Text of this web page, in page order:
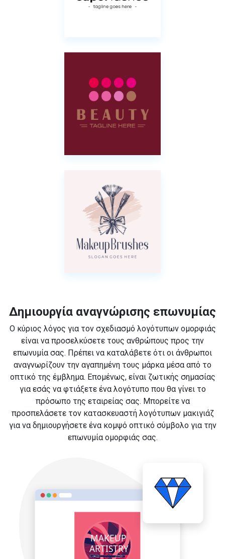
Δημιουργία αναγνώρισης επωνυμίας
Ο κύριος λόγος για τον σχεδιασμό λογότυπων ομορφιάς
είναι να προσελκύσετε τους ανθρώπους προς την
επωνυμία σας. Πρέπει να καταλάβετε ότι οι άνθρωποι
αναγνωρίζουν την αγαπημένη τους μάρκα μέσα από το
οπτικό της έμβλημα. Επομένως, είναι ζωτικής σημασίας
για εσάς να φτιάξετε ένα λογότυπο που θα γίνει το
πρόσωπο της εταιρείας σας. Μπορείτε να
προσπελάσετε τον κατασκευαστή λογότυπων μακιγιάζ
για να δημιουργήσετε ένα κομψό οπτικό σύμβολο για την
επωνυμία ομορφιάς σας.